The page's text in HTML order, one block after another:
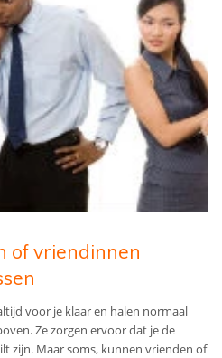
of vriendinnen
voor je klaar en halen normaal
Ze zorgen ervoor dat je de
zijn. Maar soms, kunnen vrienden of